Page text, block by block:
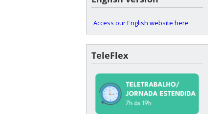
Access our English website here
TeleFlex